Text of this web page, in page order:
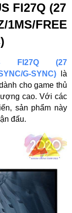
FI27Q (27
1MS/FREE
FI27Q (27
G-SYNC) là
cho game thủ
cao. Với các
sản phẩm này
đấu.